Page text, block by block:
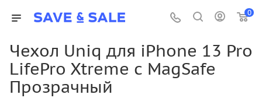
0
Чехол Uniq для iPhone 13 Pro
LifePro Xtreme с MagSafe
Прозрачный